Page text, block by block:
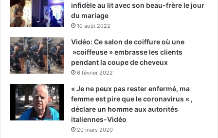
infidèle au lit avec son beau-frère le jour
du mariage
10 août 2022
Vidéo: Ce salon de coiffure où une
»coiffeuse » embrasse les clients
pendant la coupe de cheveux
6 février 2022
« Je ne peux pas rester enfermé, ma
femme est pire que le coronavirus « ,
déclare un homme aux autorités
italiennes-Vidéo
20 mars 2020